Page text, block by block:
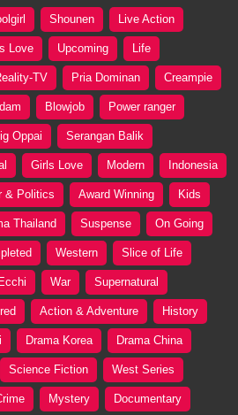
Shounen Live Action
Love Upcoming Life
TV Pria Dominan Creampie
Blowjob Power ranger
Oppai Serangan Balik
Girls Love Modern Indonesia
& Politics Award Winning Kids
Thailand Suspense On Going
Western Slice of Life
Ecchi War Supernatural
Action & Adventure History
Drama Korea Drama China
Science Fiction West Series
Mystery Documentary